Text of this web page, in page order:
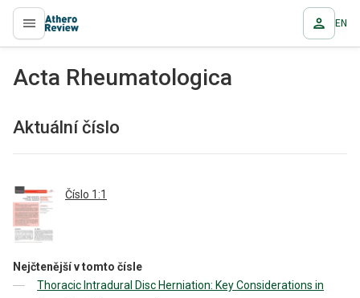
proLékaře.cz EN
Acta Rheumatologica
Aktuální číslo
Číslo 1:1
Nejčtenější v tomto čísle
Thoracic Intradural Disc Herniation: Key Considerations in